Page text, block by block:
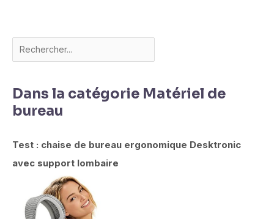
Dans la catégorie Matériel de
bureau
Test : chaise de bureau ergonomique Desktronic
avec support lombaire